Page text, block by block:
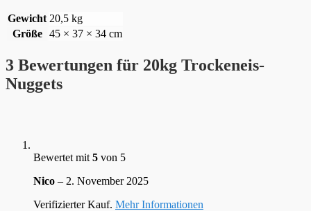
Gewicht 20,5 kg
Größe
45 × 37 × 34 cm
3 Bewertungen für 20kg Trockeneis-
Nuggets
Bewertet mit 5 von 5
Nico – 2. November 2025
Verifizierter Kauf. Mehr Informationen